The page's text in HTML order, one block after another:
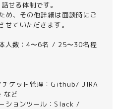
せる体制です。
め、その他詳細は面談時にご
せていただきます。
人数：4〜6名 / 25〜30名程
/チケット管理：Github/ JIRA
ど
ションツール：Slack /